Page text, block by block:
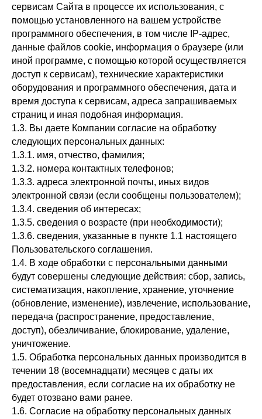
сервисам Сайта в процессе их использования, с
помощью установленного на вашем устройстве
программного обеспечения, в том числе IP-адрес,
данные файлов cookie, информация о браузере (или
иной программе, с помощью которой осуществляется
доступ к сервисам), технические характеристики
оборудования и программного обеспечения, дата и
время доступа к сервисам, адреса запрашиваемых
страниц и иная подобная информация.
1.3. Вы даете Компании согласие на обработку
следующих персональных данных:
1.3.1. имя, отчество, фамилия;
1.3.2. номера контактных телефонов;
1.3.3. адреса электронной почты, иных видов
электронной связи (если сообщены пользователем);
1.3.4. сведения об интересах;
1.3.5. сведения о возрасте (при необходимости);
1.3.6. сведения, указанные в пункте 1.1 настоящего
Пользовательского соглашения.
1.4. В ходе обработки с персональными данными
будут совершены следующие действия: сбор, запись,
систематизация, накопление, хранение, уточнение
(обновление, изменение), извлечение, использование,
передача (распространение, предоставление,
доступ), обезличивание, блокирование, удаление,
уничтожение.
1.5. Обработка персональных данных производится в
течении 18 (восемнадцати) месяцев с даты их
предоставления, если согласие на их обработку не
будет отозвано вами ранее.
1.6. Согласие на обработку персональных данных